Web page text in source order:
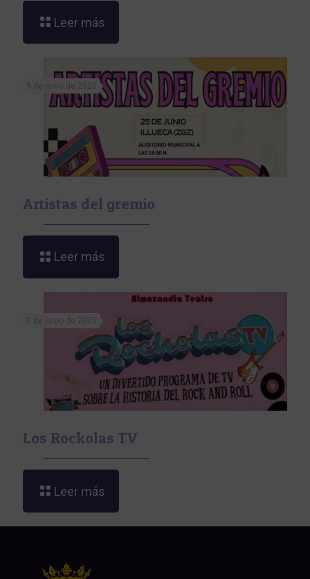
Leer más
9 de junio de 2025
Artistas del gremio
Leer más
2 de junio de 2025
Los Rockolas TV
Leer más